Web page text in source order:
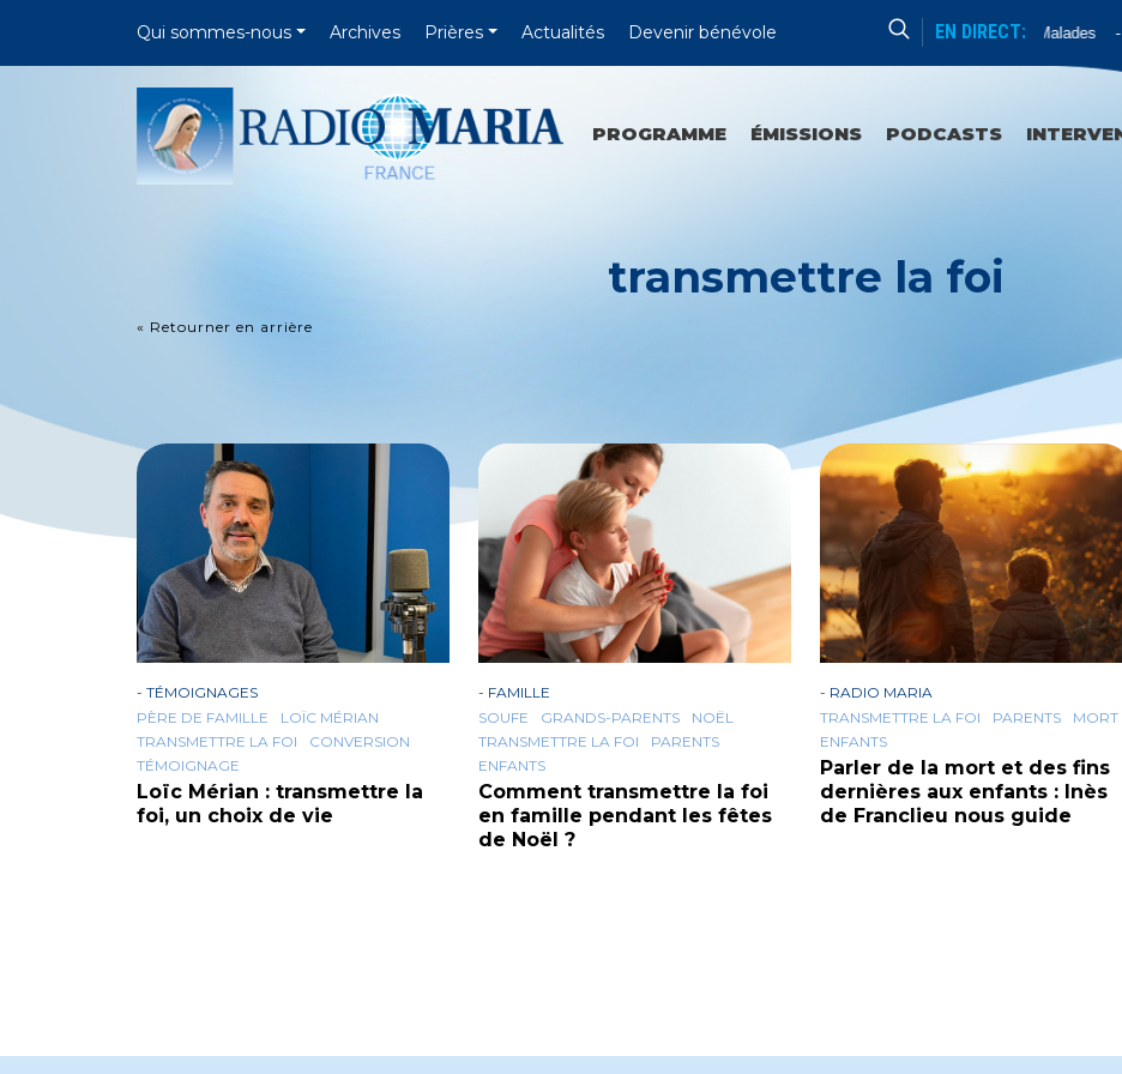
Qui sommes-nous Archives Prières Actualités Devenir bénévole EN DIRECT:
Messe Des Malades
PROGRAMME ÉMISSIONS PODCASTS
transmettre la foi
« Retourner en arrière
- TÉMOIGNAGES
PÈRE DE FAMILLE
LOÏC MÉRIAN
TRANSMETTRE LA FOI
CONVERSION
TÉMOIGNAGE
Loïc Mérian : transmettre la
foi, un choix de vie
- FAMILLE
SOUFE
GRANDS-PARENTS
NOËL
TRANSMETTRE LA FOI
PARENTS
ENFANTS
Comment transmettre la foi
en famille pendant les fêtes
de Noël ?
- RADIO MARIA
TRANSMETTRE LA FOI
PARENTS
MORT
ENFANTS
Parler de la mort et des fins
dernières aux enfants : Inès
de Franclieu nous guide